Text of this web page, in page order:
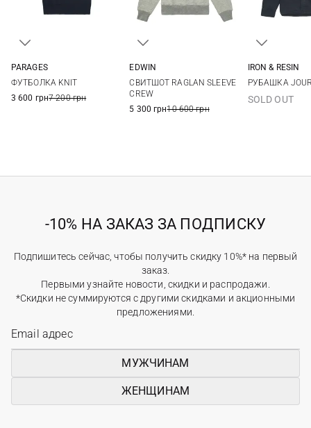
PARAGES
ФУТБОЛКА KNIT
3 600 грн7 200 грн
EDWIN
СВИТШОТ RAGLAN SLEEVE
CREW
5 300 грн10 600 грн
IRON & RESIN
РУБАШКА
SOLD OUT
-10% НА ЗАКАЗ ЗА ПОДПИСКУ
Подпишитесь сейчас, чтобы получить скидку 10%* на первый
заказ.
Первыми узнайте новости, скидки и распродажи.
*Скидки не суммируются с другими скидками и акционными
предложениями.
МУЖЧИНАМ
ЖЕНЩИНАМ